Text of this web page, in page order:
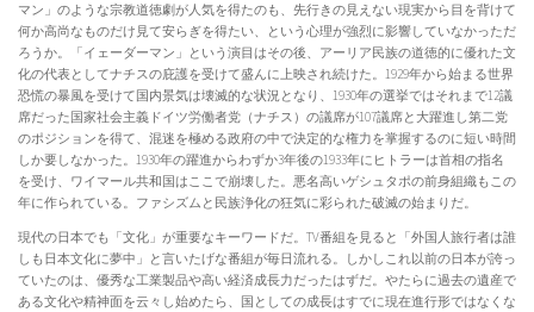
マン」のような宗教道徳劇が人気を得たのも、先行きの見えない現実から目を背けて
何か高尚なものだけ見て安らぎを得たい、という心理が強烈に影響していなかっただ
ろうか。「イェーダーマン」という演目はその後、アーリア民族の道徳的に優れた文
化の代表としてナチスの庇護を受けて盛んに上映され続けた。1929年から始まる世界
恐慌の暴風を受けて国内景気は壊滅的な状況となり、1930年の選挙ではそれまで12議
席だった国家社会主義ドイツ労働者党（ナチス）の議席が107議席と大躍進し第二党
のポジションを得て、混迷を極める政府の中で決定的な権力を掌握するのに短い時間
しか要しなかった。1930年の躍進からわずか3年後の1933年にヒトラーは首相の指名
を受け、ワイマール共和国はここで崩壊した。悪名高いゲシュタポの前身組織もこの
年に作られている。ファシズムと民族浄化の狂気に彩られた破滅の始まりだ。
現代の日本でも「文化」が重要なキーワードだ。TV番組を見ると「外国人旅行者は誰
しも日本文化に夢中」と言いたげな番組が毎日流れる。しかしこれ以前の日本が誇っ
ていたのは、優秀な工業製品や高い経済成長力だったはずだ。やたらに過去の遺産で
ある文化や精神面を云々し始めたら、国としての成長はすでに現在進行形ではなくな